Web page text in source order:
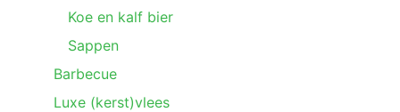
Koe en kalf bier
Sappen
Barbecue
Luxe (kerst)vlees